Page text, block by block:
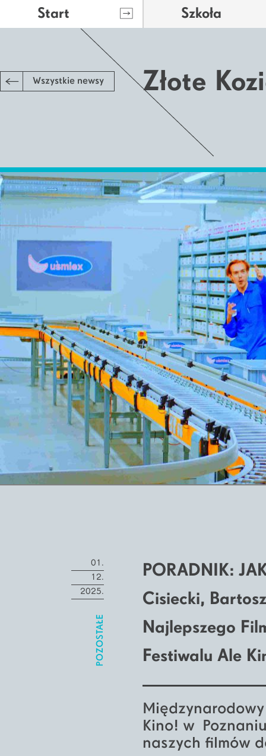
Start Szkoła
Złote
Wszystkie newsy
01.
12.
2025.
POZOSTAŁE
PORADNIK:
Cisiecki,
Najlepszego
Festiwalu Ale
Kino! w
naszych filmów